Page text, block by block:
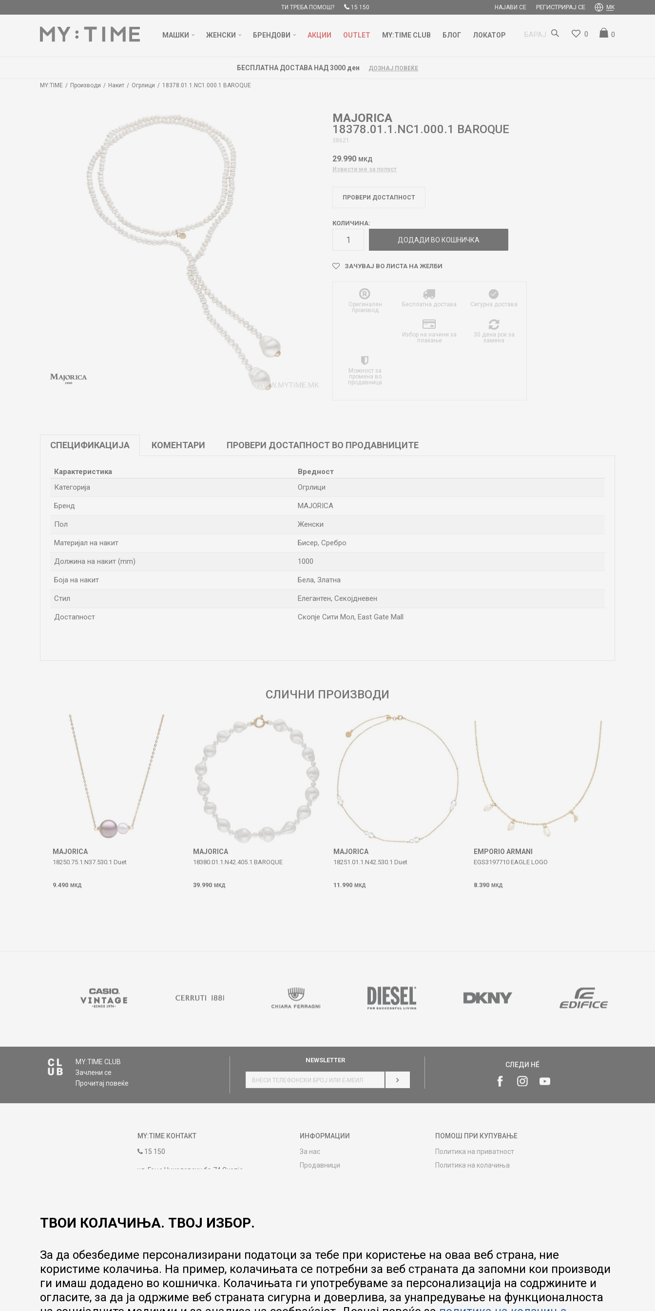
ТИ ТРЕБА ПОМОШ? 15 150 НАЈАВИ СЕ РЕГИСТРИРАЈ СЕ MK
МАШКИ ЖЕНСКИ БРЕНДОВИ АКЦИИ OUTLET MY:TIME CLUB БЛОГ ЛОКАТОР БАРАЈ 0
0
БЕСПЛАТНА ДОСТАВА НАД 3000 ден ДОЗНАЈ ПОВЕЌЕ
MY:TIME Производи Накит Огрлици 18378.01.1.NC1.000.1 BAROQUE
MAJORICA
18378.01.1.NC1.000.1 BAROQUE
38621
29.990 МКД
Извести ме за попуст
ПРОВЕРИ ДОСТАПНОСТ
КОЛИЧИНА:
ДОДАДИ ВО КОШНИЧКА
ЗАЧУВАЈ ВО ЛИСТА НА ЖЕЛБИ
Оригинален
производ
Бесплатна достава Сигурна достава
Избор на начини за
плаќање
30 дена рок за
замена
Можност за
промена во
продавница
СПЕЦИФИКАЦИЈА КОМЕНТАРИ ПРОВЕРИ ДОСТАПНОСТ ВО ПРОДАВНИЦИТЕ
Карактеристика
Вредност
Категорија
Огрлици
Бренд MAJORICA
Пол Женски
Материјал на накит Бисер, Сребро
Должина на накит (mm) 1000
Боја на накит Бела, Златна
Стил Елегантен, Секојдневен
Достапност Скопје Сити Мол, East Gate Mall
ИСПРАТИ
СЛИЧНИ ПРОИЗВОДИ
MAJORICA
18250.75.1.N37.530.1 Duet
9.490 МКД
MAJORICA
18380.01.1.N42.405.1 BAROQUE
39.990 МКД
MAJORICA
18251.01.1.N42.530.1 Duet
11.990 МКД
EMPORIO ARMANI
EGS3197710 EAGLE LOGO
8.390 МКД
MY:TIME CLUB
Зачлени се
Прочитај повеќе
NEWSLETTER
НАЈАВИ СЕ
СЛЕДИ НÉ
MY:TIME КОНТАКТ
15 150
ул. Гоце Николовски бр.74 Скопје
09:00 до 17:00
ИНФОРМАЦИИ
За нас
Продавници
Гаранција за производ
Ценовник
ПОМОШ ПРИ КУПУВАЊЕ
Политика на приватност
Политика на колачиња
Product Finder
FAQs
ТВОИ КОЛАЧИЊА. ТВОЈ ИЗБОР.
За да обезбедиме персонализирани податоци за тебе при користење на оваа веб страна, ние
користиме колачиња. На пример, колачињата се потребни за веб страната да запомни кои производи
ги имаш додадено во кошничка. Колачињата ги употребуваме за персонализација на содржините и
огласите, за да ја одржиме веб страната сигурна и доверлива, за унапредување на функционалноста